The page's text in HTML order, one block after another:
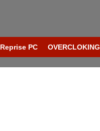
Reprise PC OVERCLOKING